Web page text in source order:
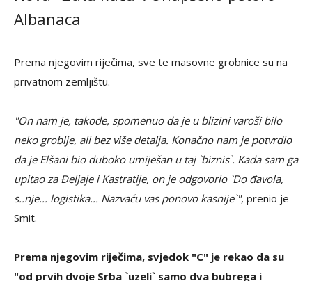
Albanaca
Prema njegovim riječima, sve te masovne grobnice su na
privatnom zemljištu.
"On nam je, takođe, spomenuo da je u blizini varoši bilo
neko groblje, ali bez više detalja. Konačno nam je potvrdio
da je Elšani bio duboko umiješan u taj `biznis`. Kada sam ga
upitao za Đeljaje i Kastratije, on je odgovorio `Do đavola,
s..nje... logistika... Nazvaću vas ponovo kasnije`", prenio je
Smit.
Prema njegovim riječima, svjedok "C" je rekao da su
"od prvih dvoje Srba `uzeli` samo dva bubrega i